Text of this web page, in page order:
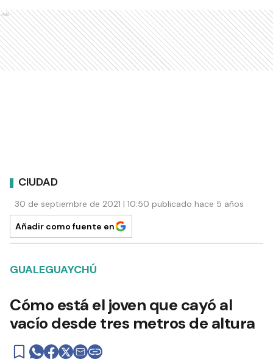
Ads
CIUDAD
30 de septiembre de 2021 | 10:50 publicado hace 5 años
Añadir como fuente en
GUALEGUAYCHÚ
Cómo está el joven que cayó al
vacío desde tres metros de altura